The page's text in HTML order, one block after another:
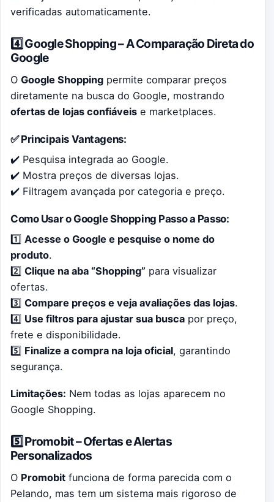
verificadas automaticamente.
4️⃣ Google Shopping – A Comparação Direta do
Google
O Google Shopping permite comparar preços
diretamente na busca do Google, mostrando
ofertas de lojas confiáveis e marketplaces.
✅ Principais Vantagens:
✔️ Pesquisa integrada ao Google.
✔️ Mostra preços de diversas lojas.
✔️ Filtragem avançada por categoria e preço.
Como Usar o Google Shopping Passo a Passo:
1️⃣ Acesse o Google e pesquise o nome do
produto.
2️⃣ Clique na aba “Shopping” para visualizar
ofertas.
3️⃣ Compare preços e veja avaliações das lojas.
4️⃣ Use filtros para ajustar sua busca por preço,
frete e disponibilidade.
5️⃣ Finalize a compra na loja oficial, garantindo
segurança.
Limitações: Nem todas as lojas aparecem no
Google Shopping.
5️⃣ Promobit – Ofertas e Alertas
Personalizados
O Promobit funciona de forma parecida com o
Pelando, mas tem um sistema mais rigoroso de